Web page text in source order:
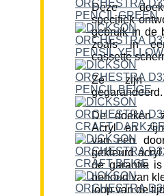
Deze
specifiek
gebruik in de
zoals in
cassette
Ze zijn
gegarandeerd.
De doeken
Acryl en
van een
gekleurd
de garantie
behoud van
loop van de